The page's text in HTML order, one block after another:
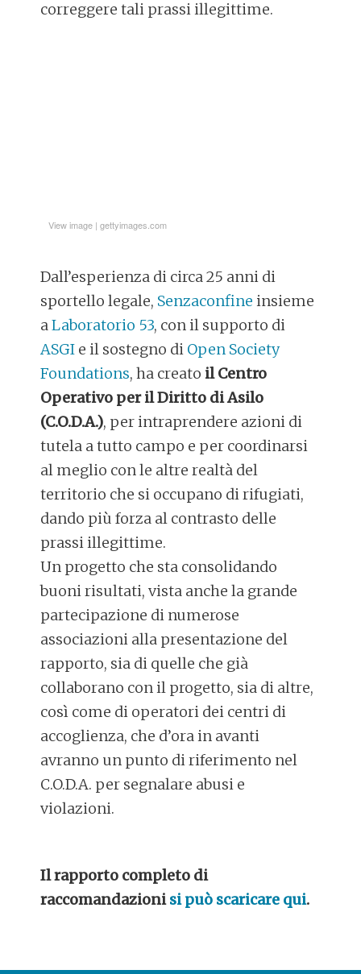
correggere tali prassi illegittime.
View image |gettyimages.com
Dall’esperienza di circa 25 anni di
sportello legale, Senzaconfine insieme
aLaboratorio 53, con il supporto di
ASGI e il sostegno di Open Society
Foundations, ha creato il Centro
Operativo per il Diritto di Asilo
(C.O.D.A.), per intraprendere azioni di
tutela a tutto campo e per coordinarsi
al meglio con le altre realtà del
territorio che si occupano di rifugiati,
dando più forza al contrasto delle
prassi illegittime.
Un progetto che sta consolidando
buoni risultati, vista anche la grande
partecipazione di numerose
associazioni alla presentazione del
rapporto, sia di quelle che già
collaborano con il progetto, sia di altre,
così come di operatori dei centri di
accoglienza, che d’ora in avanti
avranno un punto di riferimento nel
C.O.D.A. per segnalare abusi e
violazioni.
Il rapporto completo di
raccomandazionisi può scaricare qui.
POST